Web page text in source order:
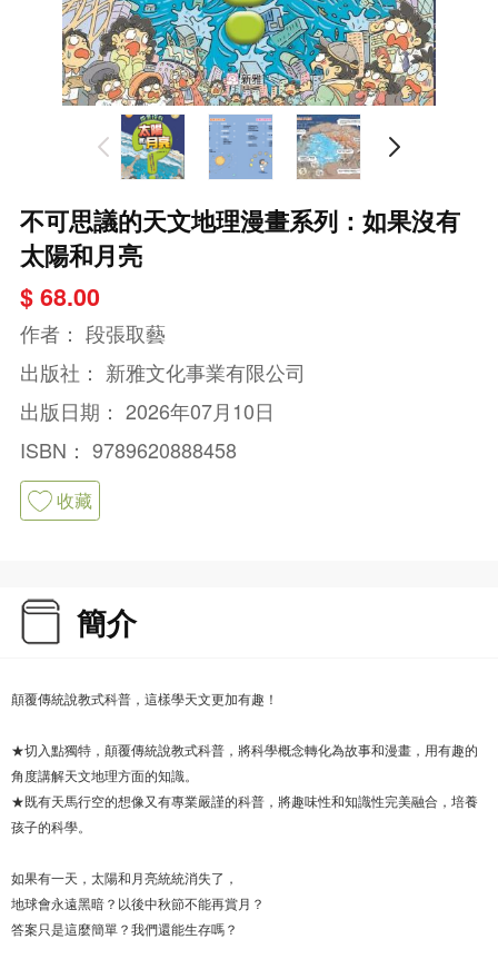
不可思議的天文地理漫畫系列：如果沒有
太陽和月亮
$ 68.00
作者： 段張取藝
出版社： 新雅文化事業有限公司
出版日期： 2026年07月10日
ISBN： 9789620888458
收藏
簡介
顛覆傳統說教式科普，這樣學天文更加有趣！
★切入點獨特，顛覆傳統說教式科普，將科學概念轉化為故事和漫畫，用有趣的
角度講解天文地理方面的知識。
★既有天馬行空的想像又有專業嚴謹的科普，將趣味性和知識性完美融合，培養
孩子的科學。
如果有一天，太陽和月亮統統消失了，
地球會永遠黑暗？以後中秋節不能再賞月？
答案只是這麼簡單？我們還能生存嗎？